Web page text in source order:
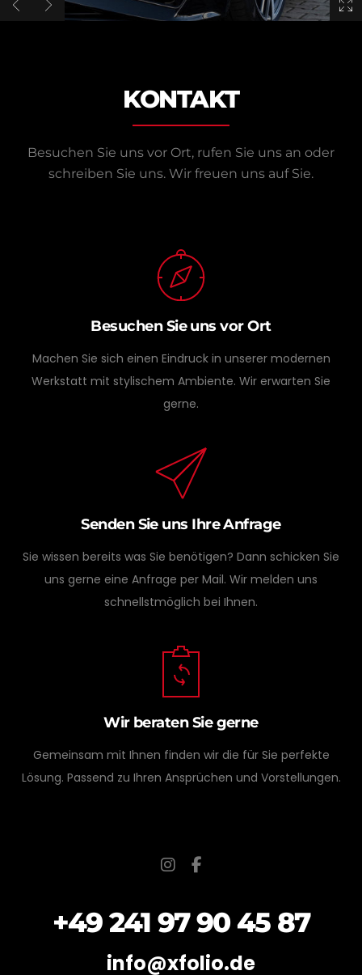
KONTAKT
Besuchen Sie uns vor Ort, rufen Sie uns an oder
schreiben Sie uns. Wir freuen uns auf Sie.
Besuchen Sie uns vor Ort
Machen Sie sich einen Eindruck in unserer modernen
Werkstatt mit stylischem Ambiente. Wir erwarten Sie
gerne.
Senden Sie uns Ihre Anfrage
Sie wissen bereits was Sie benötigen? Dann schicken Sie
uns gerne eine Anfrage per Mail. Wir melden uns
schnellstmöglich bei Ihnen.
Wir beraten Sie gerne
Gemeinsam mit Ihnen finden wir die für Sie perfekte
Lösung. Passend zu Ihren Ansprüchen und Vorstellungen.
+49 241 97 90 45 87
info@xfolio.de